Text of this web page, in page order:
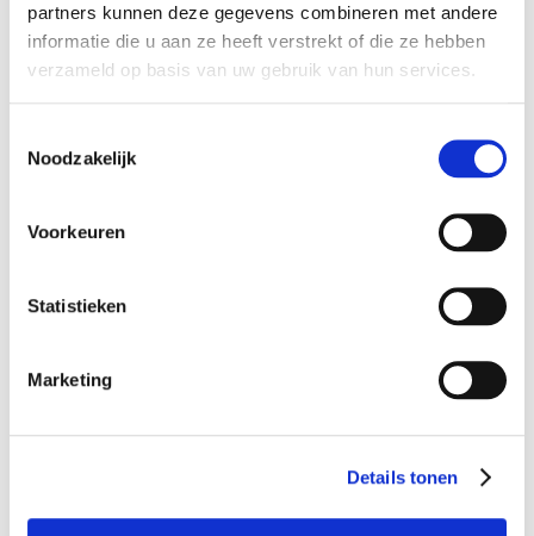
partners kunnen deze gegevens combineren met andere
informatie die u aan ze heeft verstrekt of die ze hebben
verzameld op basis van uw gebruik van hun services.
Noodzakelijk
Voorkeuren
Statistieken
Marketing
Details tonen
€ 59,00
Preparer en Deglazer
Merk: Angelus
€ 4,95